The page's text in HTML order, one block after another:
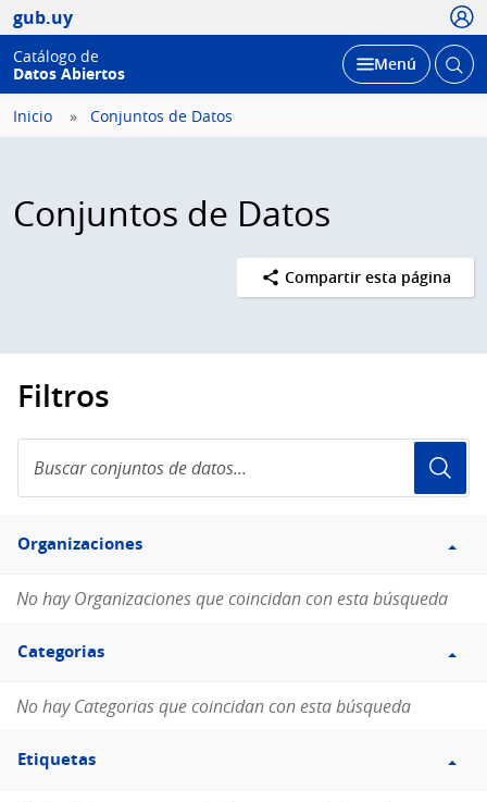
gub.uy
Catálogo de
Datos Abiertos
Desplegar
Menú Abrir
Inicio Conjuntos de Datos
Conjuntos de Datos
Compartir esta página
Filtros
conjuntos
de
Filtro
Organizaciones
Organizaciones
No hay Organizaciones que coincidan con esta búsqueda
Filtro
Categorias
Categorias
No hay Categorias que coincidan con esta búsqueda
Filtro
Etiquetas
Etiquetas